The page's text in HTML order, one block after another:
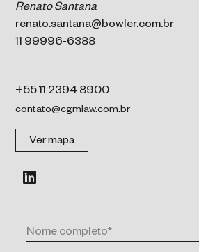
Renato Santana
renato.santana@bowler.com.br
11 99996-6388
+55 11 2394 8900
contato@cgmlaw.com.br
Ver mapa